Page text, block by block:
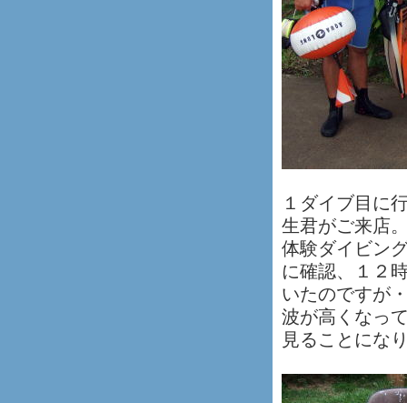
１ダイブ目に
生君がご来店
体験ダイビン
に確認、１２
いたのですが
波が高くなっ
見ることにな